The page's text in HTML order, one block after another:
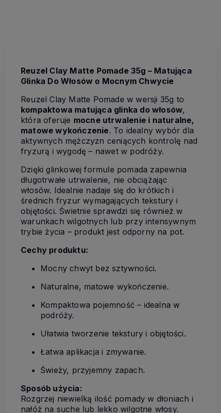
Reuzel Clay Matte Pomade 35g – Matująca
Glinka Do Włosów o Mocnym Chwycie
Reuzel Clay Matte Pomade w wersji 35g to
kompaktowa matująca glinka do włosów,
która oferuje mocne utrwalenie i naturalne,
matowe wykończenie. To idealny wybór dla
aktywnych mężczyzn ceniących kontrolę nad
fryzurą i wygodę – nawet w podróży.
Dzięki glinkowej formule pomada zapewnia
długotrwałe utrwalenie, nie obciążając
włosów. Idealnie nadaje się do krótkich i
średnich fryzur wymagających tekstury i
objętości. Świetnie sprawdzi się również w
warunkach wilgotnych lub przy intensywnym
trybie życia – produkt jest odporny na pot.
Cechy produktu:
Mocny chwyt bez sztywności.
Naturalne, matowe wykończenie.
Kompaktowa pojemność – idealna w
podróży.
Ułatwia tworzenie tekstury i objętości.
Łatwa aplikacja i zmywanie.
Świeży, przyjemny zapach.
Sposób użycia:
Rozgrzej niewielką ilość pomady w dłoniach i
nałóż na suche lub lekko wilgotne włosy.